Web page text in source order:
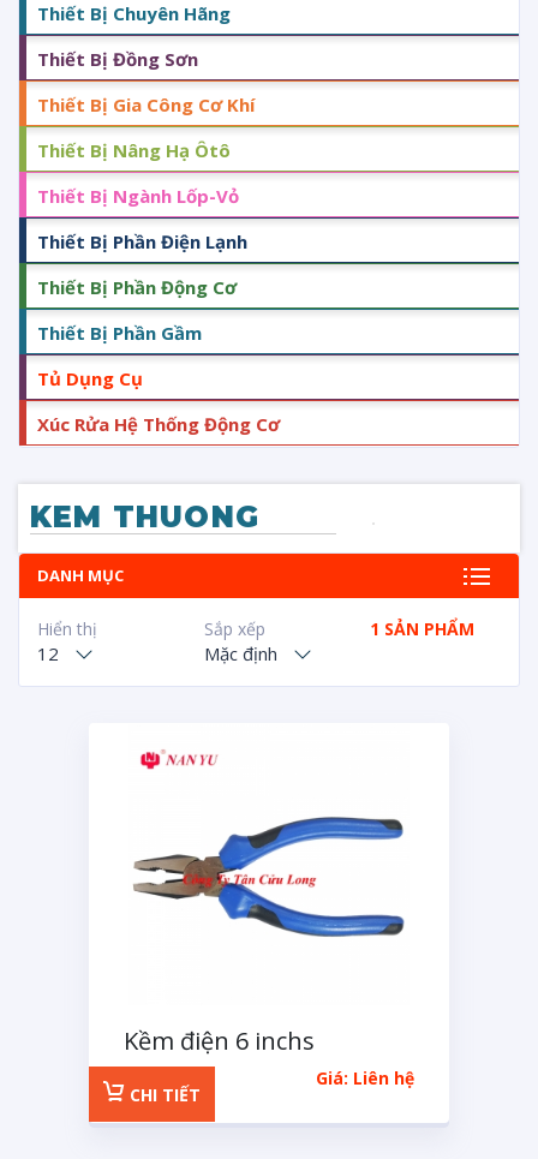
Thiết Bị Chuyên Hãng
Thiết Bị Đồng Sơn
Thiết Bị Gia Công Cơ Khí
Thiết Bị Nâng Hạ Ôtô
Thiết Bị Ngành Lốp-Vỏ
Thiết Bị Phần Điện Lạnh
Thiết Bị Phần Động Cơ
Thiết Bị Phần Gầm
Tủ Dụng Cụ
Xúc Rửa Hệ Thống Động Cơ
KEM THUONG
DANH MỤC
1 SẢN PHẨM
Sắp xếp
Mặc định
Hiển thị
12
Kềm điện 6 inchs
Giá: Liên hệ
CHI TIẾT